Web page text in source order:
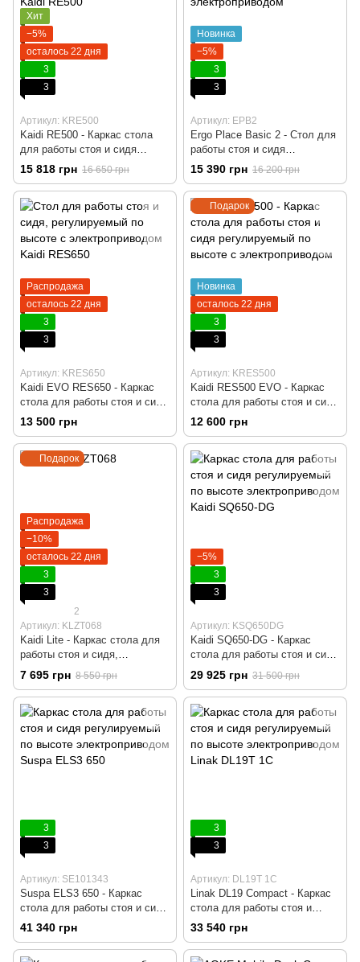
Хит
−5%
осталось 22 дня
3
3
Артикул: KRE500
Kaidi RE500 - Каркас стола
для работы стоя и сидя
регулируемый по высоте
электроприводом, Черный,
Компьютерный, Игровой,
Геймерский, Пульт памяти на
4 позиции
15 818 грн 16 650 грн
Новинка
−5%
3
3
Артикул: EPB2
Ergo Place Basic 2 - Стол для
работы стоя и сидя
регулируемый по высоте
электроприводом, Белый,
Компьютерний, Игровой,
Геймерский, Столешница ДСП
Agile 25 мм, Пульт памяти на
3 позиции
15 390 грн 16 200 грн
Распродажа
осталось 22 дня
3
3
Артикул: KRES650
Kaidi EVO RES650 - Каркас
стола для работы стоя и сидя
регулируемый по высоте с
электроприводом, Черный,
Компьютерный, Игровой,
Геймерский, Пульт памяти на
13 500 грн
Подарок
Новинка
осталось 22 дня
3
3
Артикул: KRES500
Kaidi RES500 EVO - Каркас
стола для работы стоя и сидя
регулируемый по высоте с
электроприводом, Черный,
Компьютерный, Игровой,
Геймерский, Пульт памяти на
3 позиции с системой
anticolision
12 600 грн
Подарок
Распродажа
−10%
осталось 22 дня
3
3
2
Артикул: KLZT068
Kaidi Lite - Каркас стола для
работы стоя и сидя,
регулируемый по высоте с
электроприводом, Белый,
Компьютерный, Игровой,
Геймерский, Пульт памяти на
3 позиции
7 695 грн 8 550 грн
−5%
3
3
Артикул: KSQ650DG
Kaidi SQ650-DG - Каркас
стола для работы стоя и сидя
регулируемый по высоте
электроприводом, Черный,
Компьютерный, Игровой,
Геймерский, Пульт памяти на
4 позиции
29 925 грн 31 500 грн
3
3
Артикул: SE101343
Suspa ELS3 650 - Каркас
стола для работы стоя и сидя
регулируемый по высоте
электроприводом, Серый,
Компьютерный, Игровой,
41 340 грн
3
3
Артикул: DL19T 1С
Linak DL19 Сompact - Каркас
стола для работы стоя и
сидя, Регулируемый по
высоте с электроприводом,
Черный, Компьютерный,
33 540 грн